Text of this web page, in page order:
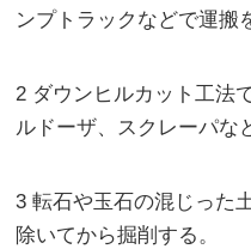
ンプトラックなどで運搬
2 ダウンヒルカット工法
ルドーザ、スクレーパな
3 転石や玉石の混じった
除いてから掘削する。